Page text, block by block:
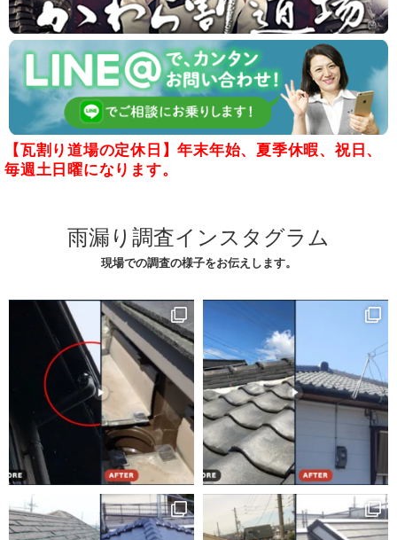
【瓦割り道場の定休日】年末年始、夏季休暇、祝日、
毎週土日曜になります。
雨漏り調査インスタグラム
現場での調査の様子をお伝えします。